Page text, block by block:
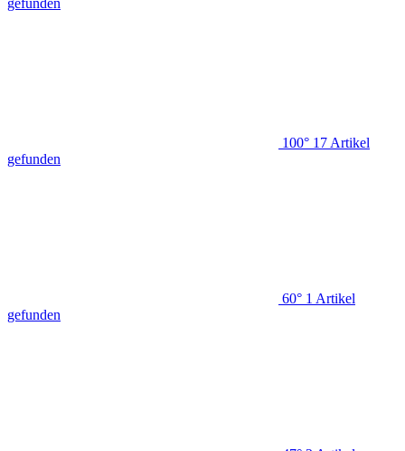
gefunden
100° 17 Artikel
gefunden
60° 1 Artikel
gefunden